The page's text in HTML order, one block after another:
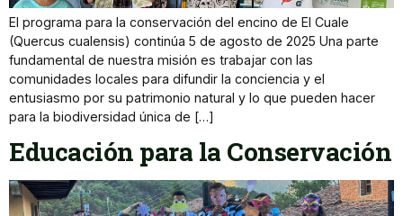
El programa para la conservación del encino de El Cuale
(Quercus cualensis) continúa 5 de agosto de 2025 Una parte
fundamental de nuestra misión es trabajar con las
comunidades locales para difundir la conciencia y el
entusiasmo por su patrimonio natural y lo que pueden hacer
para la biodiversidad única de […]
Educación para la Conservación